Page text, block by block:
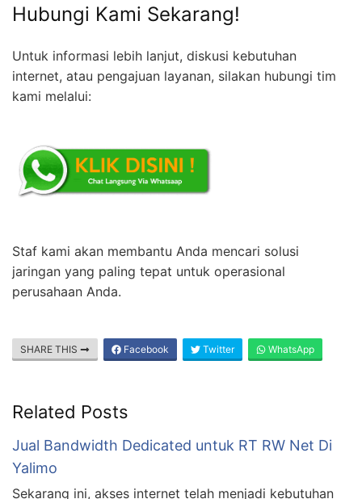
Hubungi Kami Sekarang!
Untuk informasi lebih lanjut, diskusi kebutuhan
internet, atau pengajuan layanan, silakan hubungi tim
kami melalui:
Staf kami akan membantu Anda mencari solusi
jaringan yang paling tepat untuk operasional
perusahaan Anda.
SHARE THIS Facebook Twitter WhatsApp
Related Posts
Jual Bandwidth Dedicated untuk RT RW Net Di
Yalimo
Sekarang ini, akses internet telah menjadi kebutuhan